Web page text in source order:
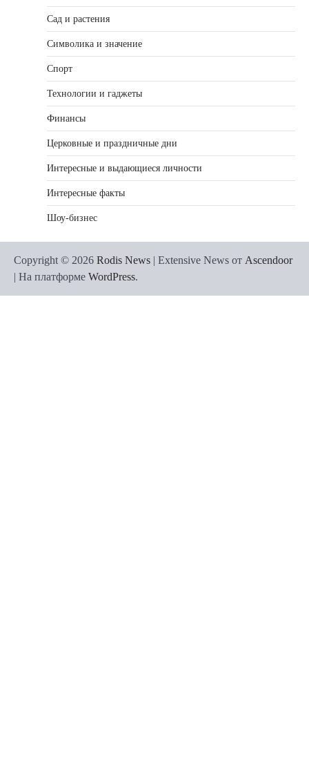
Сад и растения
Символика и значение
Спорт
Технологии и гаджеты
Финансы
Церковные и праздничные дни
Интересные и выдающиеся личности
Интересные факты
Шоу-бизнес
Copyright © 2026 Rodis News | Extensive News от Ascendoor
| На платформе WordPress.